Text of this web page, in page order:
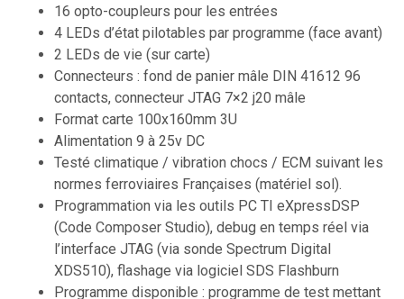
16 opto-coupleurs pour les entrées
4 LEDs d’état pilotables par programme (face avant)
2 LEDs de vie (sur carte)
Connecteurs : fond de panier mâle DIN 41612 96
contacts, connecteur JTAG 7×2 j20 mâle
Format carte 100x160mm 3U
Alimentation 9 à 25v DC
Testé climatique / vibration chocs / ECM suivant les
normes ferroviaires Françaises (matériel sol).
Programmation via les outils PC TI eXpressDSP
(Code Composer Studio), debug en temps réel via
l’interface JTAG (via sonde Spectrum Digital
XDS510), flashage via logiciel SDS Flashburn
Programme disponible : programme de test mettant